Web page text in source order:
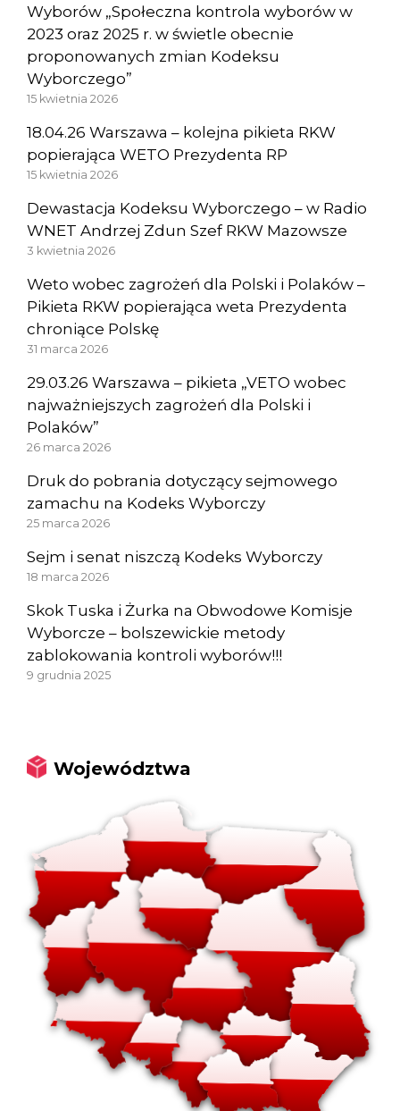
Wyborów „Społeczna kontrola wyborów w
2023 oraz 2025 r. w świetle obecnie
proponowanych zmian Kodeksu
Wyborczego”
15 kwietnia 2026
18.04.26 Warszawa – kolejna pikieta RKW
popierająca WETO Prezydenta RP
15 kwietnia 2026
Dewastacja Kodeksu Wyborczego – w Radio
WNET Andrzej Zdun Szef RKW Mazowsze
3 kwietnia 2026
Weto wobec zagrożeń dla Polski i Polaków –
Pikieta RKW popierająca weta Prezydenta
chroniące Polskę
31 marca 2026
29.03.26 Warszawa – pikieta „VETO wobec
najważniejszych zagrożeń dla Polski i
Polaków”
26 marca 2026
Druk do pobrania dotyczący sejmowego
zamachu na Kodeks Wyborczy
25 marca 2026
Sejm i senat niszczą Kodeks Wyborczy
18 marca 2026
Skok Tuska i Żurka na Obwodowe Komisje
Wyborcze – bolszewickie metody
zablokowania kontroli wyborów!!!
9 grudnia 2025
Województwa